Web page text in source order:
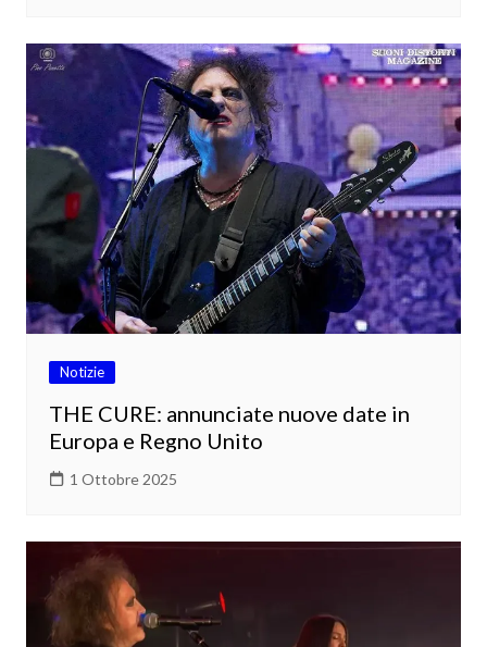
Notizie
THE CURE: annunciate nuove date in
Europa e Regno Unito
1 Ottobre 2025